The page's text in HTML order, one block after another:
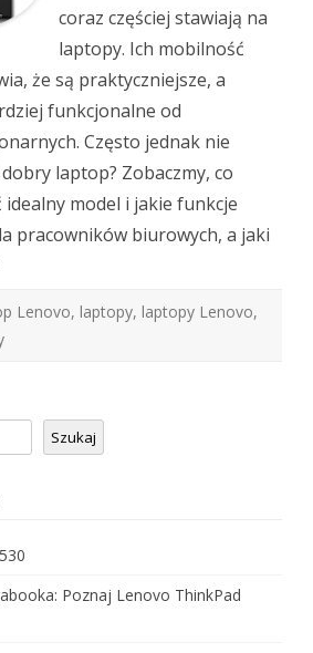
coraz częściej stawiają na
laptopy. Ich mobilność
że są praktyczniejsze, a
funkcjonalne od
Często jednak nie
laptop? Zobaczmy, co
model i jakie funkcje
pracowników biurowych, a jaki
Lenovo, laptopy, laptopy Lenovo,
Szukaj
Poznaj Lenovo ThinkPad